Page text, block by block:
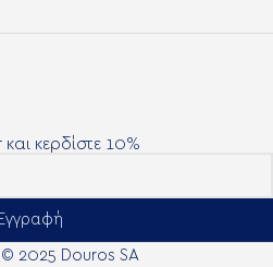
κερδίστε 10%
Εγγραφή
2025 Douros SA